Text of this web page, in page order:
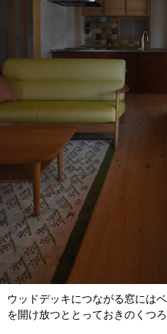
ウッドデッキにつながる窓には
を開け放つととっておきのくつろ